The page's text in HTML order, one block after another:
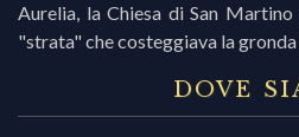
Aurelia, la Chiesa di San
"strata" che costeggiava la gronda
DOVE